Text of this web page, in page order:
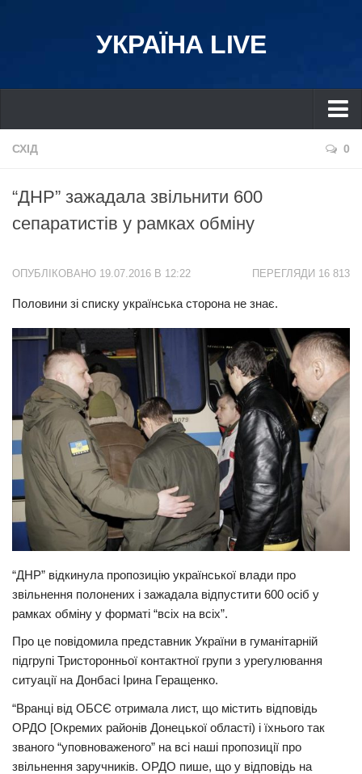
УКРАЇНА LIVE
Україна
Дніпро
Львів
Харків
Донбас
Одеса
Схід
Прикарпаття
Економіка
Політика
Світ
Цікаво
Наука
Історії
Рецепти
Привітання
Здоров’я
Кримінал
Трагедії
СХІД 0
“ДНР” зажадала звільнити 600
сепаратистів у рамках обміну
ПЕРЕГЛЯДИ 16 813
ОПУБЛІКОВАНО 19.07.2016 В 12:22
Половини зі списку українська сторона не знає.
“ДНР” відкинула пропозицію української влади про
звільнення полонених і зажадала відпустити 600 осіб у
рамках обміну у форматі “всіх на всіх”.
Про це повідомила представник України в гуманітарній
підгрупі Тристоронньої контактної групи з урегулювання
ситуації на Донбасі Ірина Геращенко.
“Вранці від ОБСЄ отримала лист, що містить відповідь
ОРДО [Окремих районів Донецької області) і їхнього так
званого “уповноваженого” на всі наші пропозиції про
звільнення заручників. ОРДО пише, що у відповідь на